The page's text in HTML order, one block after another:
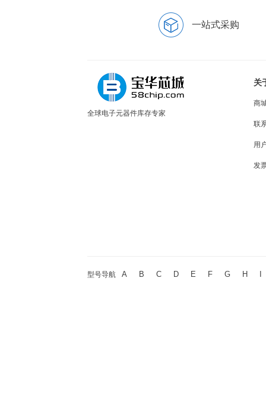
一站式采购
全球电子元器件库存专家
关
商
联
用
发
型号导航 A B C D E F G H